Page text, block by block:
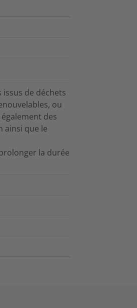
de déchets
ou
des
ainsi que le
la durée